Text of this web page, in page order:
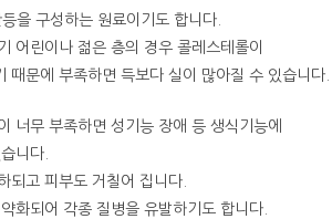
을 구성하는 원료이기도 합니다.
어린이나 젊은 층의 경우 콜레스테롤이
때문에 부족하면 득보다 실이 많아질 수 있습니다.
너무 부족하면 성기능 장애 등 생식기능에
니다.
되고 피부도 거칠어 집니다.
화되어 각종 질병을 유발하기도 합니다.